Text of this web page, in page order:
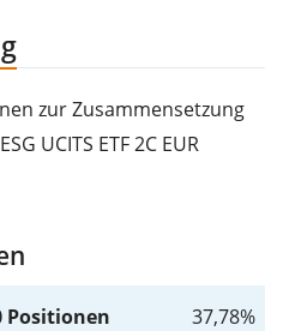
zur Zusammensetzung
UCITS ETF 2C EUR
Positionen
37,78%